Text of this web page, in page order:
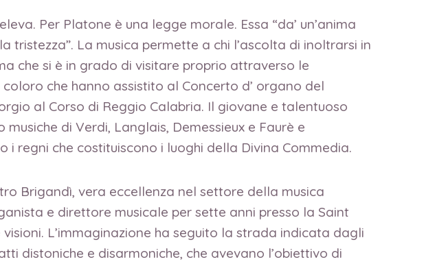
Per Platone è una legge morale. Essa “da’ un’anima
tristezza”. La musica permette a chi l’ascolta di inoltrarsi in
che si è in grado di visitare proprio attraverso le
che hanno assistito al Concerto d’ organo del
al Corso di Reggio Calabria. Il giovane e talentuoso
di Verdi, Langlais, Demessieux e Faurè e
regni che costituiscono i luoghi della Divina Commedia.
Brigandì, vera eccellenza nel settore della musica
e direttore musicale per sette anni presso la Saint
L’immaginazione ha seguito la strada indicata dagli
distoniche e disarmoniche, che avevano l’obiettivo di